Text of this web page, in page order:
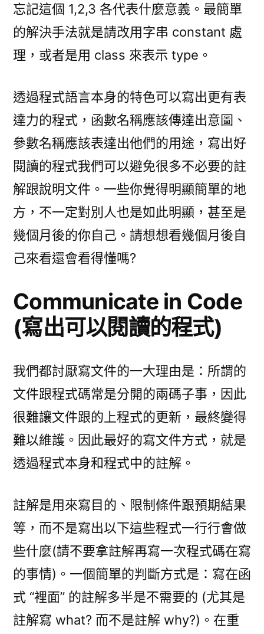
忘記這個 1,2,3 各代表什麼意義。最簡單
的解決手法就是請改用字串 constant 處
理，或者是用 class 來表示 type。
透過程式語言本身的特色可以寫出更有表
達力的程式，函數名稱應該傳達出意圖、
參數名稱應該表達出他們的用途，寫出好
閱讀的程式我們可以避免很多不必要的註
解跟說明文件。一些你覺得明顯簡單的地
方，不一定對別人也是如此明顯，甚至是
幾個月後的你自己。請想想看幾個月後自
己來看還會看得懂嗎?
Communicate in Code
(寫出可以閱讀的程式)
我們都討厭寫文件的一大理由是：所謂的
文件跟程式碼常是分開的兩碼子事，因此
很難讓文件跟的上程式的更新，最終變得
難以維護。因此最好的寫文件方式，就是
透過程式本身和程式中的註解。
註解是用來寫目的、限制條件跟預期結果
等，而不是寫出以下這些程式一行行會做
些什麼(請不要拿註解再寫一次程式碼在寫
的事情)。一個簡單的判斷方式是：寫在函
式 “裡面” 的註解多半是不需要的 (尤其是
註解寫 what? 而不是註解 why?)。在重